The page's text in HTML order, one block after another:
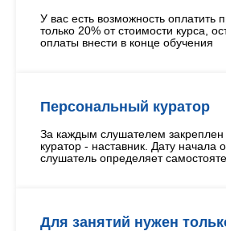
У вас есть возможность оплатить
только 20% от стоимости курса,
оплаты внести в конце обучения
Персональный куратор
За каждым слушателем
куратор - наставник. Дату начала
слушатель определяет
Для занятий нужен